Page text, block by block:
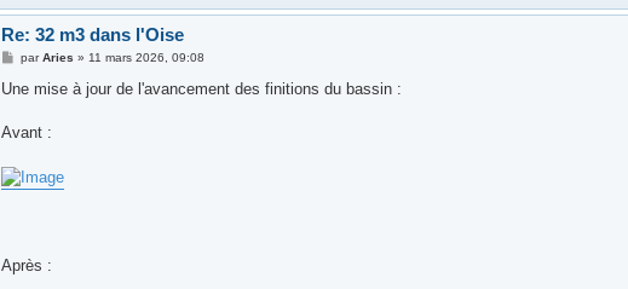
Re: 32 m3 dans l'Oise
M
s
g
parAries » 11 mars 2026, 09:08
Une mise à jour de l'avancement des finitions du bassin :
Avant :
Après :